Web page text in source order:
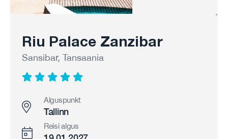
Riu Palace Zanzibar
Sansibar, Tansaania
Alguspunkt
Tallinn
Reisi algus